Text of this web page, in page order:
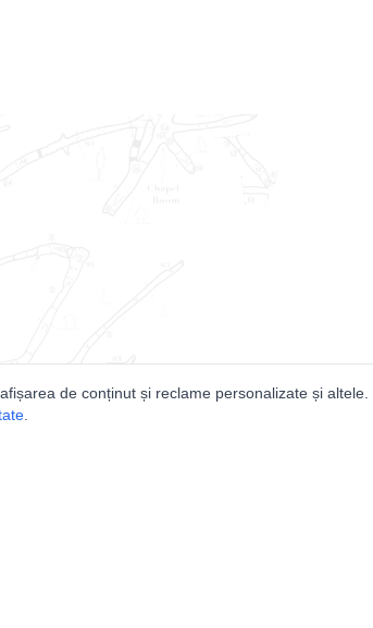
de conținut și reclame personalizate și altele.